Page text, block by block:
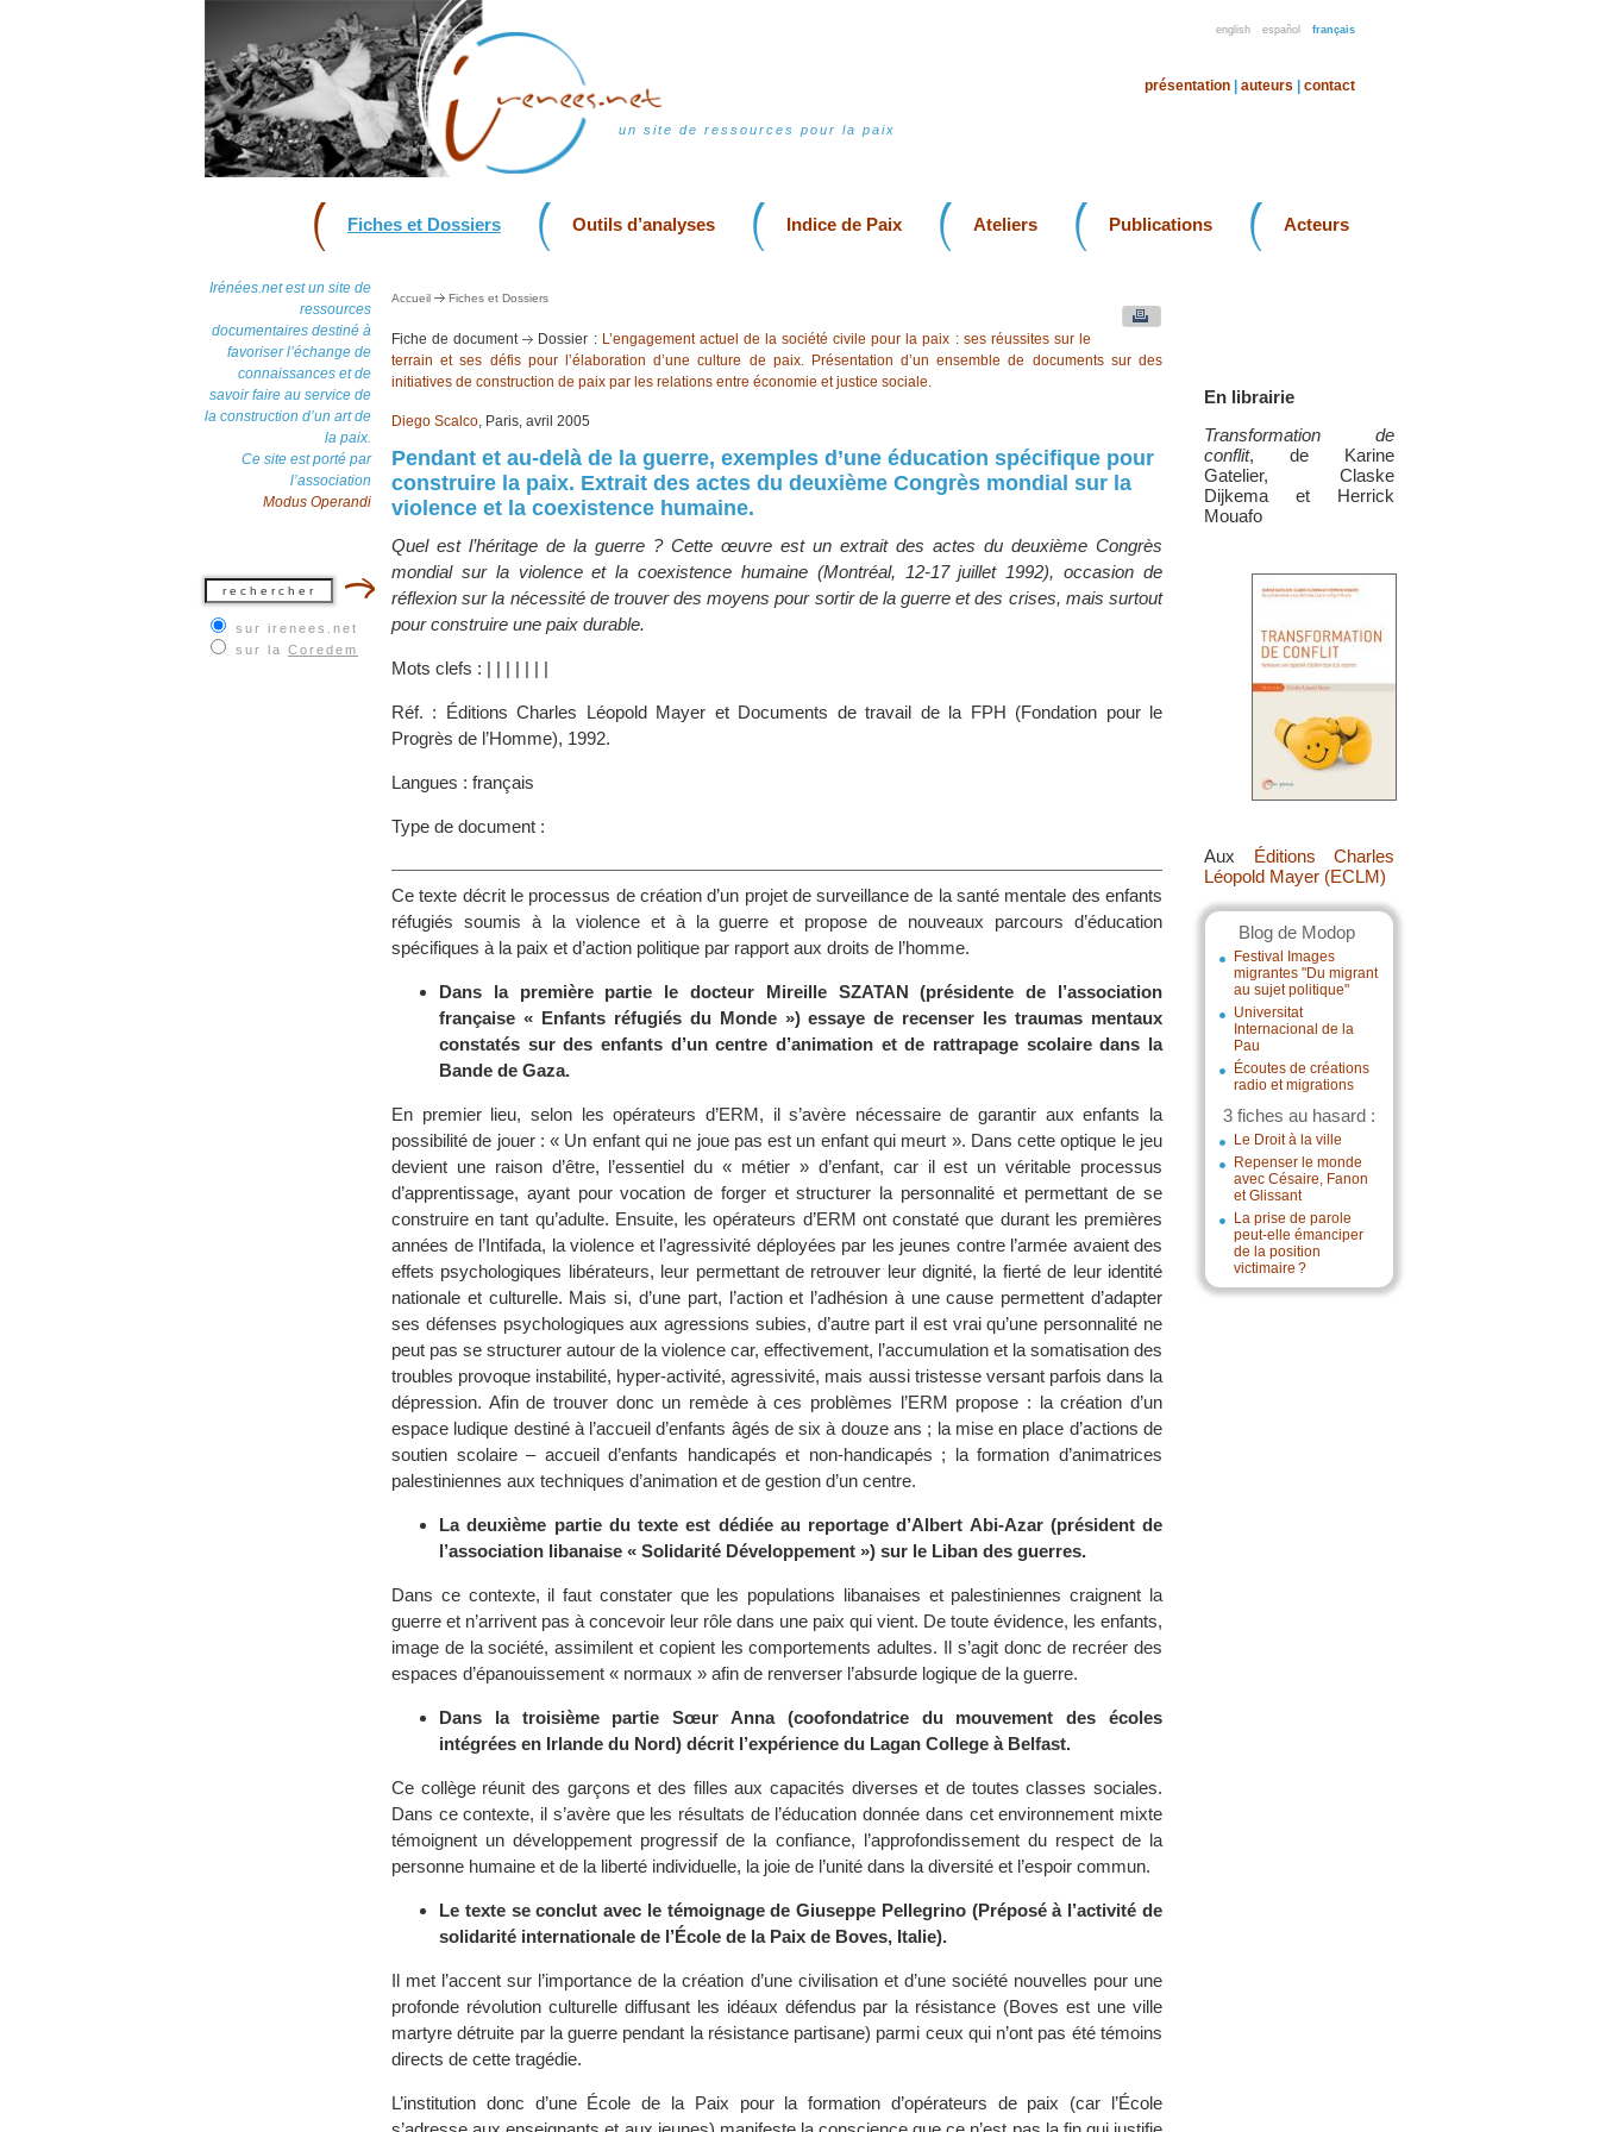
english español français
un site de ressources pour la paix
présentation auteurs contact
Fiches et Dossiers Outils d’analyses Indice de Paix Ateliers Publications Acteurs
Irénées.net est un site de
ressources
documentaires destiné à
favoriser l’échange de
connaissances et de
savoir faire au service de
la construction d’un art de
la paix.
Ce site est porté par
l’association
Modus Operandi
sur irenees.net
sur la Coredem
En librairie
Transformation de
conflit, de Karine
Gatelier, Claske
Dijkema et Herrick
Mouafo
Aux Éditions Charles
Léopold Mayer (ECLM)
Blog de Modop
Festival Images
migrantes "Du migrant
au sujet politique"
Universitat
Internacional de la
Pau
Écoutes de créations
radio et migrations
3 fiches au hasard :
Le Droit à la ville
Repenser le monde
avec Césaire, Fanon
et Glissant
La prise de parole
peut-elle émanciper
de la position
victimaire ?
Accueil Fiches et Dossiers
Fiche de document Dossier : L’engagement actuel de la société civile pour la paix : ses réussites sur le
terrain et ses défis pour l’élaboration d’une culture de paix. Présentation d’un ensemble de documents sur des
initiatives de construction de paix par les relations entre économie et justice sociale.
Diego Scalco, Paris, avril 2005
Pendant et au-delà de la guerre, exemples d’une éducation spécifique pour
construire la paix. Extrait des actes du deuxième Congrès mondial sur la
violence et la coexistence humaine.
Quel est l’héritage de la guerre ? Cette œuvre est un extrait des actes du deuxième Congrès
mondial sur la violence et la coexistence humaine (Montréal, 12-17 juillet 1992), occasion de
réflexion sur la nécessité de trouver des moyens pour sortir de la guerre et des crises, mais surtout
pour construire une paix durable.
Mots clefs : | | | | | | |
Réf. : Éditions Charles Léopold Mayer et Documents de travail de la FPH (Fondation pour le
Progrès de l’Homme), 1992.
Langues : français
Type de document :
Ce texte décrit le processus de création d’un projet de surveillance de la santé mentale des enfants
réfugiés soumis à la violence et à la guerre et propose de nouveaux parcours d’éducation
spécifiques à la paix et d’action politique par rapport aux droits de l’homme.
Dans la première partie le docteur Mireille SZATAN (présidente de l’association
française « Enfants réfugiés du Monde ») essaye de recenser les traumas mentaux
constatés sur des enfants d’un centre d’animation et de rattrapage scolaire dans la
Bande de Gaza.
En premier lieu, selon les opérateurs d’ERM, il s’avère nécessaire de garantir aux enfants la
possibilité de jouer : « Un enfant qui ne joue pas est un enfant qui meurt ». Dans cette optique le jeu
devient une raison d’être, l’essentiel du « métier » d’enfant, car il est un véritable processus
d’apprentissage, ayant pour vocation de forger et structurer la personnalité et permettant de se
construire en tant qu’adulte. Ensuite, les opérateurs d’ERM ont constaté que durant les premières
années de l’Intifada, la violence et l’agressivité déployées par les jeunes contre l’armée avaient des
effets psychologiques libérateurs, leur permettant de retrouver leur dignité, la fierté de leur identité
nationale et culturelle. Mais si, d’une part, l’action et l’adhésion à une cause permettent d’adapter
ses défenses psychologiques aux agressions subies, d’autre part il est vrai qu’une personnalité ne
peut pas se structurer autour de la violence car, effectivement, l’accumulation et la somatisation des
troubles provoque instabilité, hyper-activité, agressivité, mais aussi tristesse versant parfois dans la
dépression. Afin de trouver donc un remède à ces problèmes l’ERM propose : la création d’un
espace ludique destiné à l’accueil d’enfants âgés de six à douze ans ; la mise en place d’actions de
soutien scolaire – accueil d’enfants handicapés et non-handicapés ; la formation d’animatrices
palestiniennes aux techniques d’animation et de gestion d’un centre.
La deuxième partie du texte est dédiée au reportage d’Albert Abi-Azar (président de
l’association libanaise « Solidarité Développement ») sur le Liban des guerres.
Dans ce contexte, il faut constater que les populations libanaises et palestiniennes craignent la
guerre et n’arrivent pas à concevoir leur rôle dans une paix qui vient. De toute évidence, les enfants,
image de la société, assimilent et copient les comportements adultes. Il s’agit donc de recréer des
espaces d’épanouissement « normaux » afin de renverser l’absurde logique de la guerre.
Dans la troisième partie Sœur Anna (coofondatrice du mouvement des écoles
intégrées en Irlande du Nord) décrit l’expérience du Lagan College à Belfast.
Ce collège réunit des garçons et des filles aux capacités diverses et de toutes classes sociales.
Dans ce contexte, il s’avère que les résultats de l’éducation donnée dans cet environnement mixte
témoignent un développement progressif de la confiance, l’approfondissement du respect de la
personne humaine et de la liberté individuelle, la joie de l’unité dans la diversité et l’espoir commun.
Le texte se conclut avec le témoignage de Giuseppe Pellegrino (Préposé à l’activité de
solidarité internationale de l’École de la Paix de Boves, Italie).
Il met l’accent sur l’importance de la création d’une civilisation et d’une société nouvelles pour une
profonde révolution culturelle diffusant les idéaux défendus par la résistance (Boves est une ville
martyre détruite par la guerre pendant la résistance partisane) parmi ceux qui n’ont pas été témoins
directs de cette tragédie.
L’institution donc d’une École de la Paix pour la formation d’opérateurs de paix (car l’École